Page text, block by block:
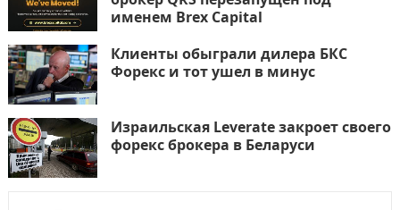
именем Brex Capital
Клиенты обыграли дилера БКС
Форекс и тот ушел в минус
Израильская Leverate закроет своего
форекс брокера в Беларуси